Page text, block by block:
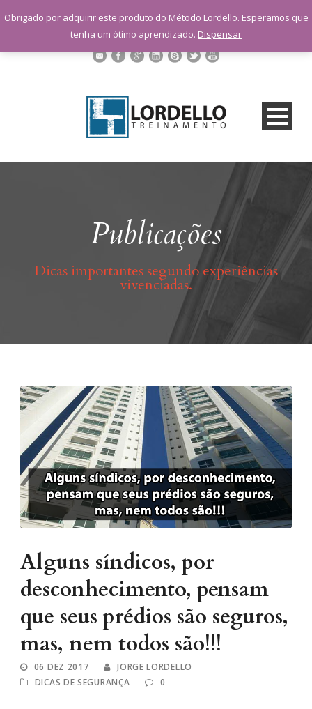
sac@lordellotreinamento.com.br
+55 11 9 1398-3091
Publicações
Dicas importantes segundo experiências
vivenciadas.
Alguns síndicos, por
desconhecimento, pensam
que seus prédios são seguros,
mas, nem todos são!!!
06 DEZ 2017
JORGE LORDELLO
DICAS DE SEGURANÇA
0
Obrigado por adquirir este produto do Método Lordello. Esperamos que
tenha um ótimo aprendizado. Dispensar